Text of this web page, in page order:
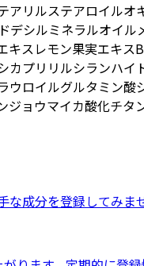
アリルステアロイルオ
デシルミネラルオイル
キスレモン果実エキス
カプリリルシランハイ
ウロイルグルタミン
ジョウマイカ酸化チタ
な成分を登録してみま